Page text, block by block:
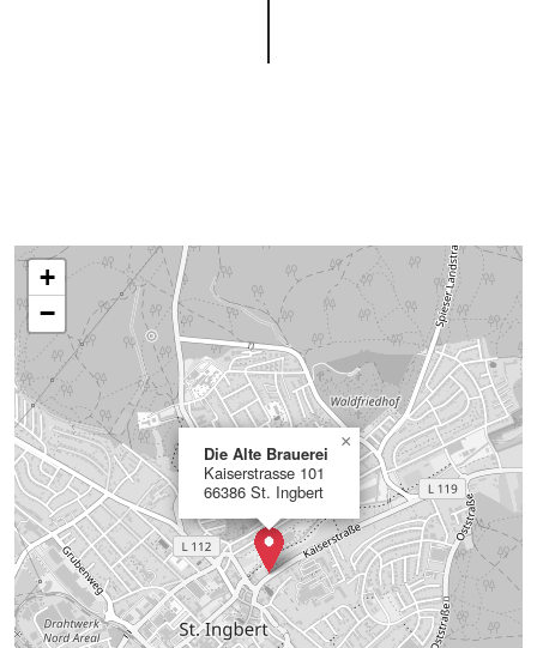
Die Alte Brauerei
Kaiserstrasse 101
66386 St. Ingbert
×
+
−